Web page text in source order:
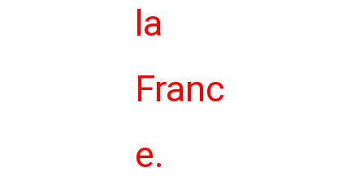
la
Franc
e.